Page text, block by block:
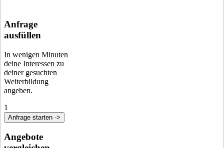
Anfrage
ausfüllen
In wenigen Minuten
deine Interessen zu
deiner gesuchten
Weiterbildung
angeben.
1
Anfrage starten ->
Angebote